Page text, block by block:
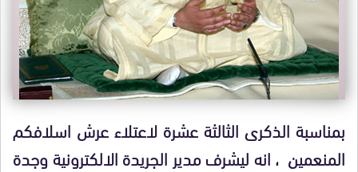
بمناسبة الذكرى الثالثة عشرة لاعتلاء عرش اسلافكم
المنعمين ، انه ليشرف مدير الجريدة الالكترونية وجدة